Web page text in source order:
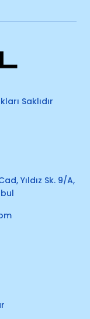
Saklıdır
Yıldız Sk. 9/A,